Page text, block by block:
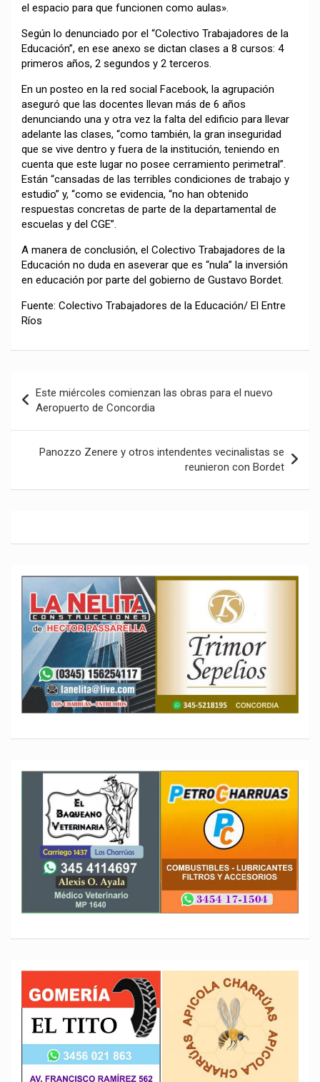
el espacio para que funcionen como aulas».
Según lo denunciado por el “Colectivo Trabajadores de la
Educación”, en ese anexo se dictan clases a 8 cursos: 4
primeros años, 2 segundos y 2 terceros.
En un posteo en la red social Facebook, la agrupación
aseguró que las docentes llevan más de 6 años
denunciando una y otra vez la falta del edificio para llevar
adelante las clases, “como también, la gran inseguridad
que se vive dentro y fuera de la institución, teniendo en
cuenta que este lugar no posee cerramiento perimetral”.
Están “cansadas de las terribles condiciones de trabajo y
estudio” y, “como se evidencia, “no han obtenido
respuestas concretas de parte de la departamental de
escuelas y del CGE”.
A manera de conclusión, el Colectivo Trabajadores de la
Educación no duda en aseverar que es “nula” la inversión
en educación por parte del gobierno de Gustavo Bordet.
Fuente: Colectivo Trabajadores de la Educación/ El Entre
Ríos
de
entradas
Este miércoles comienzan las obras para el nuevo
Aeropuerto de Concordia
Panozzo Zenere y otros intendentes vecinalistas se
reunieron con Bordet